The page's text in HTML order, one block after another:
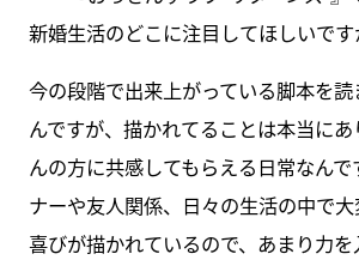
新婚生活のどこに注目してほしいです
今の段階で出来上がっている脚本を
んですが、描かれてることは本当に
んの方に共感してもらえる日常なんで
ナーや友人関係、日々の生活の中で
喜びが描かれているので、あまり力